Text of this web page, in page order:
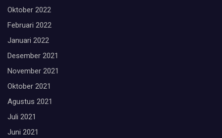
Oktober 2022
Februari 2022
Januari 2022
Desember 2021
November 2021
Oktober 2021
Agustus 2021
Juli 2021
Juni 2021